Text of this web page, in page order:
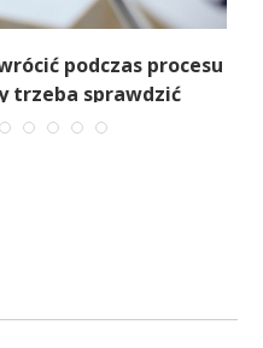
podczas procesu
trzeba sprawdzić